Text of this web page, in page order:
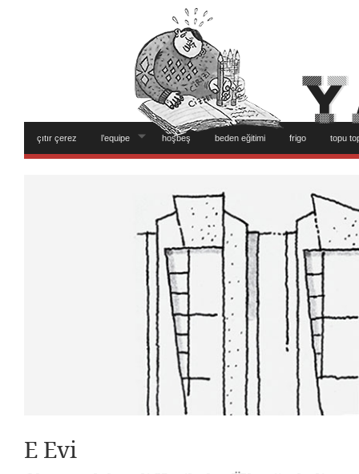
çıtır çerez l’equipe hoşbeş beden eğitimi frigo topu
E Evi